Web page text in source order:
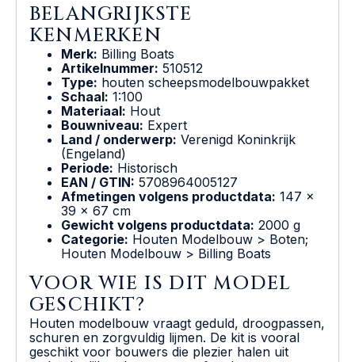
BELANGRIJKSTE
KENMERKEN
Merk: Billing Boats
Artikelnummer: 510512
Type: houten scheepsmodelbouwpakket
Schaal: 1:100
Materiaal: Hout
Bouwniveau: Expert
Land / onderwerp: Verenigd Koninkrijk
(Engeland)
Periode: Historisch
EAN / GTIN: 5708964005127
Afmetingen volgens productdata: 147 x
39 x 67 cm
Gewicht volgens productdata: 2000 g
Categorie: Houten Modelbouw > Boten;
Houten Modelbouw > Billing Boats
VOOR WIE IS DIT MODEL
GESCHIKT?
Houten modelbouw vraagt geduld, droogpassen,
schuren en zorgvuldig lijmen. De kit is vooral
geschikt voor bouwers die plezier halen uit